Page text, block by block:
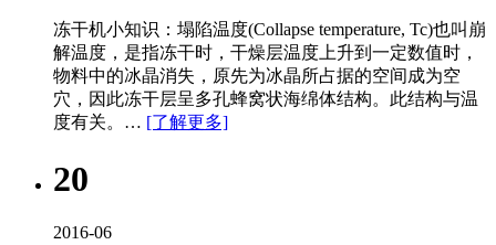
冻干机​小知识：塌陷温度(Collapse temperature, Tc)也叫崩
解温度，是指冻干时，干燥层温度上升到一定数值时，
物料中的冰晶消失，原先为冰晶所占据的空间成为空
穴，因此冻干层呈多孔蜂窝状海绵体结构。此结构与温
度有关。… [了解更多]
20
2016-06